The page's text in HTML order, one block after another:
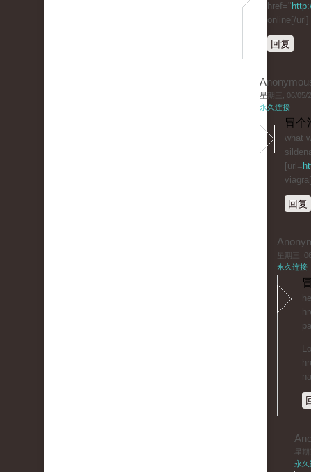
href="
online[/
回复
星期三, 06/05/
永久连接
冒个
what
[url=
回复
星期三,
永久连接
星
永久